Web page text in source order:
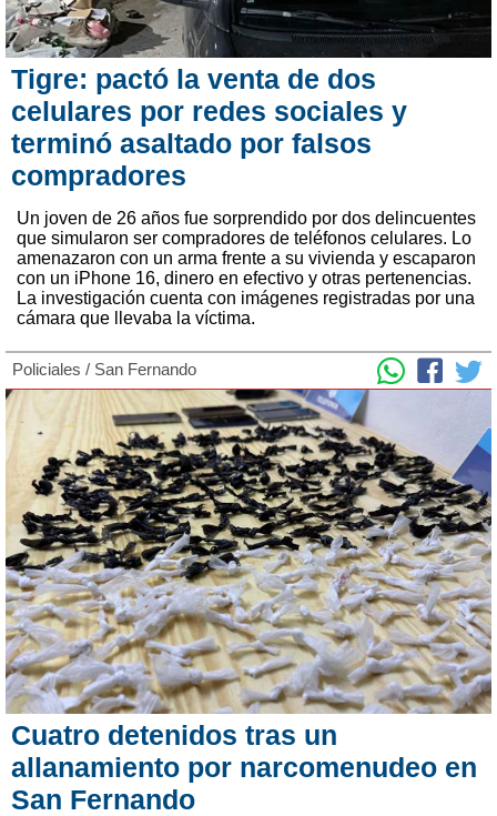
Tigre: pactó la venta de dos
celulares por redes sociales y
terminó asaltado por falsos
compradores
Un joven de 26 años fue sorprendido por dos delincuentes
que simularon ser compradores de teléfonos celulares. Lo
amenazaron con un arma frente a su vivienda y escaparon
con un iPhone 16, dinero en efectivo y otras pertenencias.
La investigación cuenta con imágenes registradas por una
cámara que llevaba la víctima.
Policiales / San Fernando
Cuatro detenidos tras un
allanamiento por narcomenudeo en
San Fernando